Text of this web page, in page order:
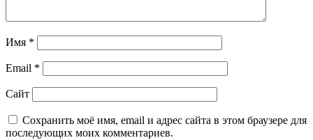
Имя *
Email *
Сайт
Сохранить моё имя, email и адрес сайта в этом браузере для
последующих моих комментариев.